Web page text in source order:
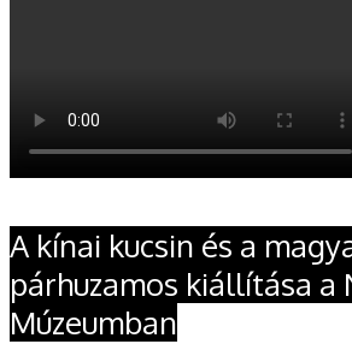
A kínai kucsin és a
párhuzamos kiállítása a
Múzeumban